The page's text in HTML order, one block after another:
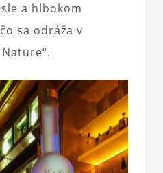
a hlbokom
sa odráža v